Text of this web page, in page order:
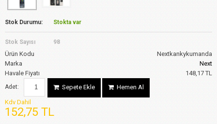
Stok Durumu: Stokta var
Stok Sayısı 98
Ürün Kodu
Nextkankykumanda
Marka
Next
Havale Fiyatı
148,17 TL
Adet: Sepete Ekle Hemen Al
Kdv Dahil
152,75 TL